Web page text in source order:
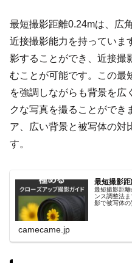
最短撮影距離0.24mは、広
近接撮影能力を持っていま
影することができ、近接撮
むことが可能です。この最
を強調しながらも背景を広
クな写真を撮ることができ
ア、広い背景と被写体の対
す。
最短撮影
最短撮影距
ンス調整法
影で被写体の
camecame.jp